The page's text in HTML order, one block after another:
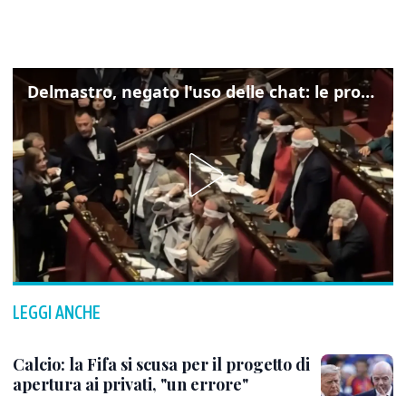
Delmastro, negato l'uso delle chat: le proteste di Avs e M5s
LEGGI ANCHE
Calcio: la Fifa si scusa per il progetto di
apertura ai privati, "un errore"